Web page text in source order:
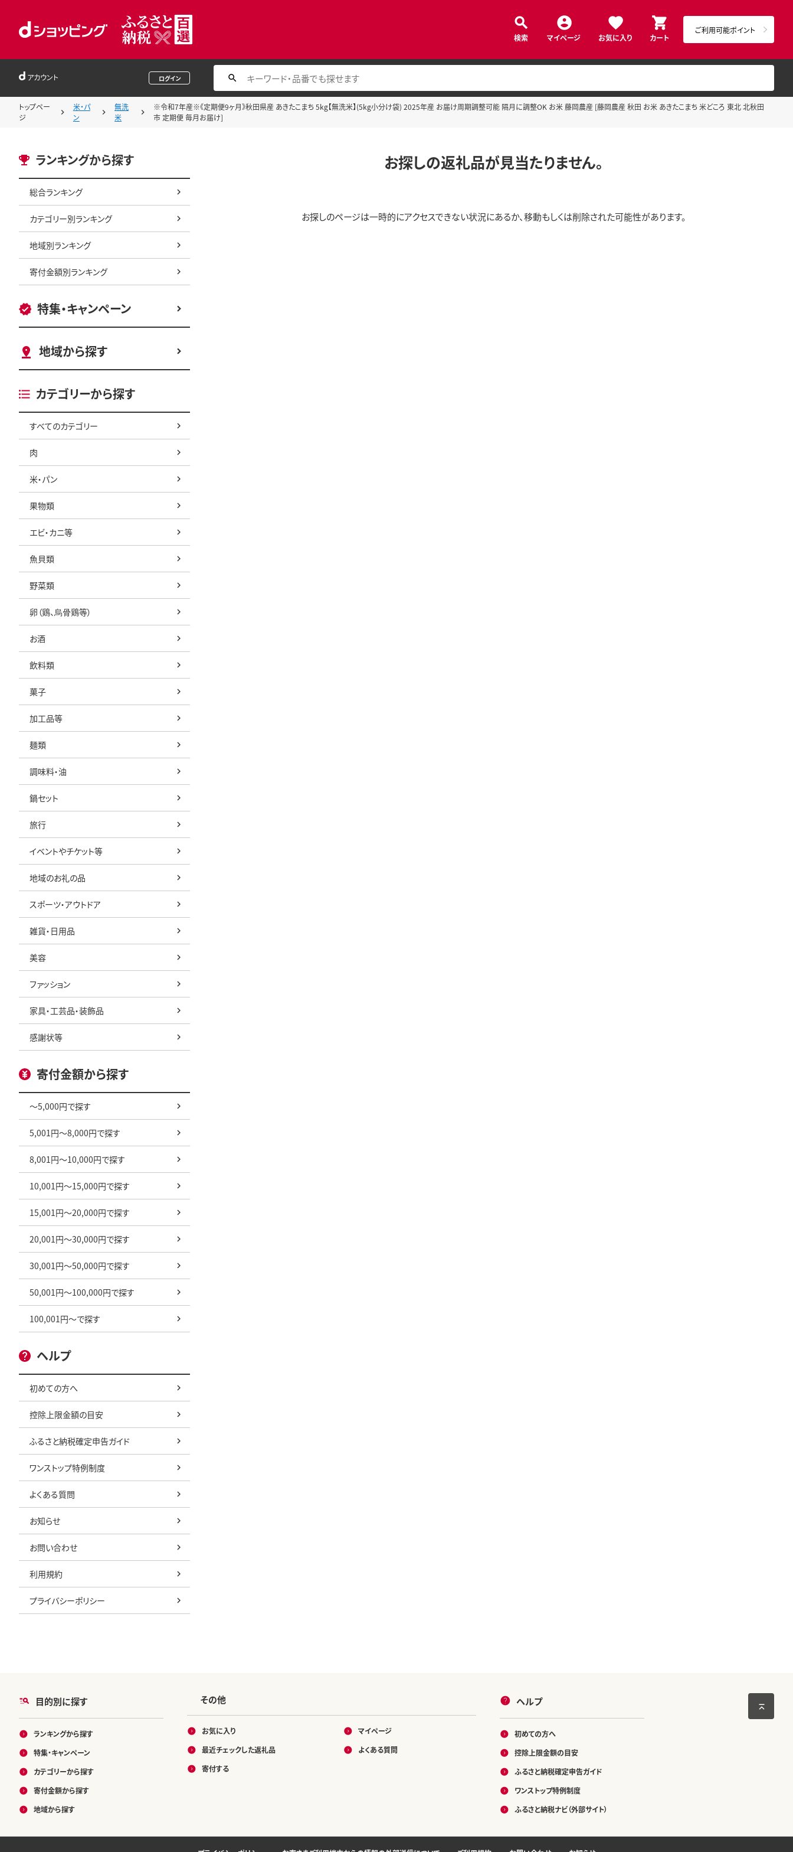
検索 マイページ お気に入り カート
ご利用可能ポイント
アカウント ログイン
トップペー
ジ
米・パ
ン
無洗
米
※令和7年産※《定期便9ヶ月》秋田県産 あきたこまち 5kg【無洗米】(5kg小分け袋) 2025年産 お届け周期調整可能 隔月に調整OK お米 藤岡農産 [藤岡農産 秋田 お米 あきたこまち 米どころ 東北 北秋田
市 定期便 毎月お届け]
ランキングから探す
総合ランキング
カテゴリー別ランキング
地域別ランキング
寄付金額別ランキング
特集・キャンペーン
地域から探す
カテゴリーから探す
すべてのカテゴリー
肉
米・パン
果物類
エビ・カニ等
魚貝類
野菜類
卵（鶏、烏骨鶏等）
お酒
飲料類
菓子
加工品等
麺類
調味料・油
鍋セット
旅行
イベントやチケット等
地域のお礼の品
スポーツ・アウトドア
雑貨・日用品
美容
ファッション
家具・工芸品・装飾品
感謝状等
寄付金額から探す
～5,000円で探す
5,001円～8,000円で探す
8,001円～10,000円で探す
10,001円～15,000円で探す
15,001円～20,000円で探す
20,001円～30,000円で探す
30,001円～50,000円で探す
50,001円～100,000円で探す
100,001円～で探す
ヘルプ
初めての方へ
控除上限金額の目安
ふるさと納税確定申告ガイド
ワンストップ特例制度
よくある質問
お知らせ
お問い合わせ
利用規約
プライバシーポリシー
お探しの返礼品が見当たりません。
お探しのページは一時的にアクセスできない状況にあるか、移動もしくは削除された可能性があります。
目的別に探す
ランキングから探す
特集・キャンペーン
カテゴリーから探す
寄付金額から探す
地域から探す
その他
お気に入り
最近チェックした返礼品
寄付する
マイページ
よくある質問
ヘルプ
初めての方へ
控除上限金額の目安
ふるさと納税確定申告ガイド
ワンストップ特例制度
ふるさと納税ナビ（外部サイト）